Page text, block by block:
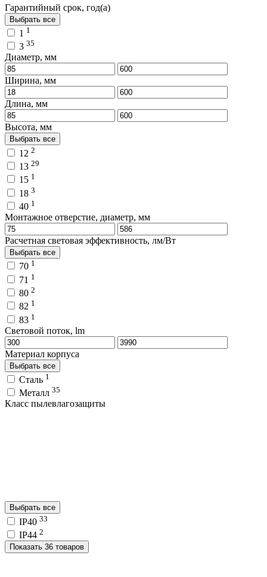
Гарантийный срок, год(а)
Выбрать все
1 1
3 35
Диаметр, мм
Ширина, мм
Длина, мм
Высота, мм
Выбрать все
12 2
13 29
15 1
18 3
40 1
Монтажное отверстие, диаметр, мм
Расчетная световая эффективность, лм/Вт
Выбрать все
70 1
71 1
80 2
82 1
83 1
Световой поток, lm
Материал корпуса
Выбрать все
Сталь 1
Металл 35
Класс пылевлагозащиты
Выбрать все
IP40 33
IP44 2
Показать 36 товаров